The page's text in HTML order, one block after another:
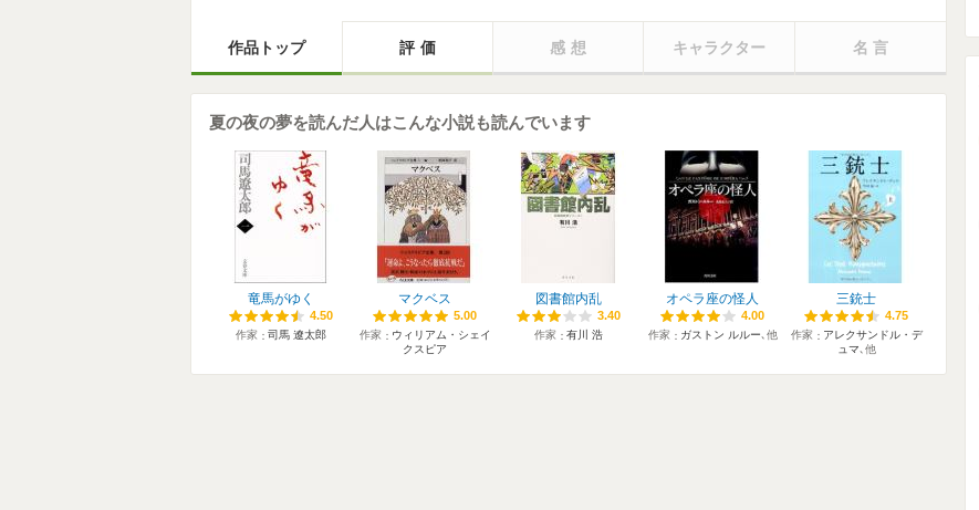
作品トップ 評価 感想 キャラクター 名言
夏の夜の夢を読んだ人はこんな小説も読んでいます
竜馬がゆく
4.50
4.50
作家 司馬 遼太郎
マクベス
5.00
5.00
作家
ウィリアム・シェイ
クスピア
図書館内乱
3.40
3.40
作家 有川 浩
オペラ座の怪人
4.00
4.00
作家 ガストン ルルー､他
三銃士
4.75
4.75
作家
アレクサンドル・デ
ュマ､他